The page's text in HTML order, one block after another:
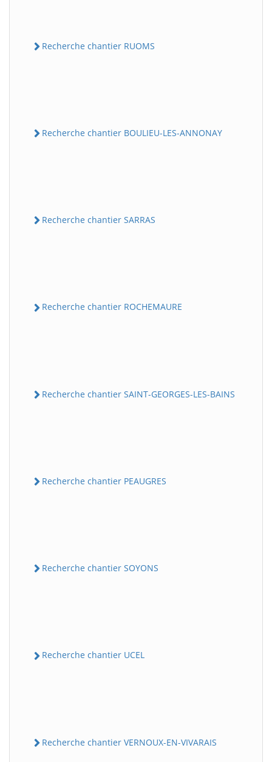
Recherche chantier RUOMS
Recherche chantier BOULIEU-LES-ANNONAY
Recherche chantier SARRAS
Recherche chantier ROCHEMAURE
Recherche chantier SAINT-GEORGES-LES-BAINS
Recherche chantier PEAUGRES
Recherche chantier SOYONS
Recherche chantier UCEL
Recherche chantier VERNOUX-EN-VIVARAIS